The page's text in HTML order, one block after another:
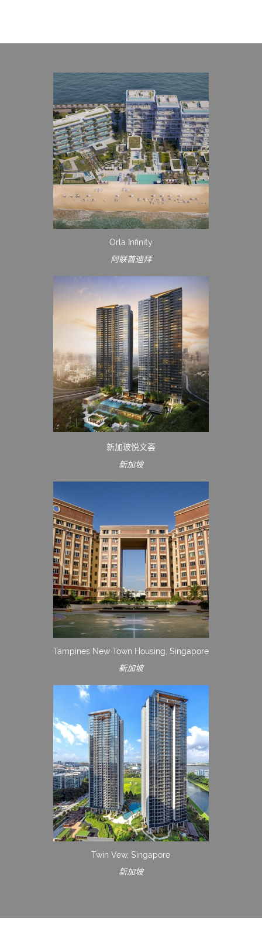
Orla Infinity
阿联酋迪拜
新加玻悦文荟
新加坡
Tampines New Town Housing, Singapore
新加坡
Twin Vew, Singapore
新加坡